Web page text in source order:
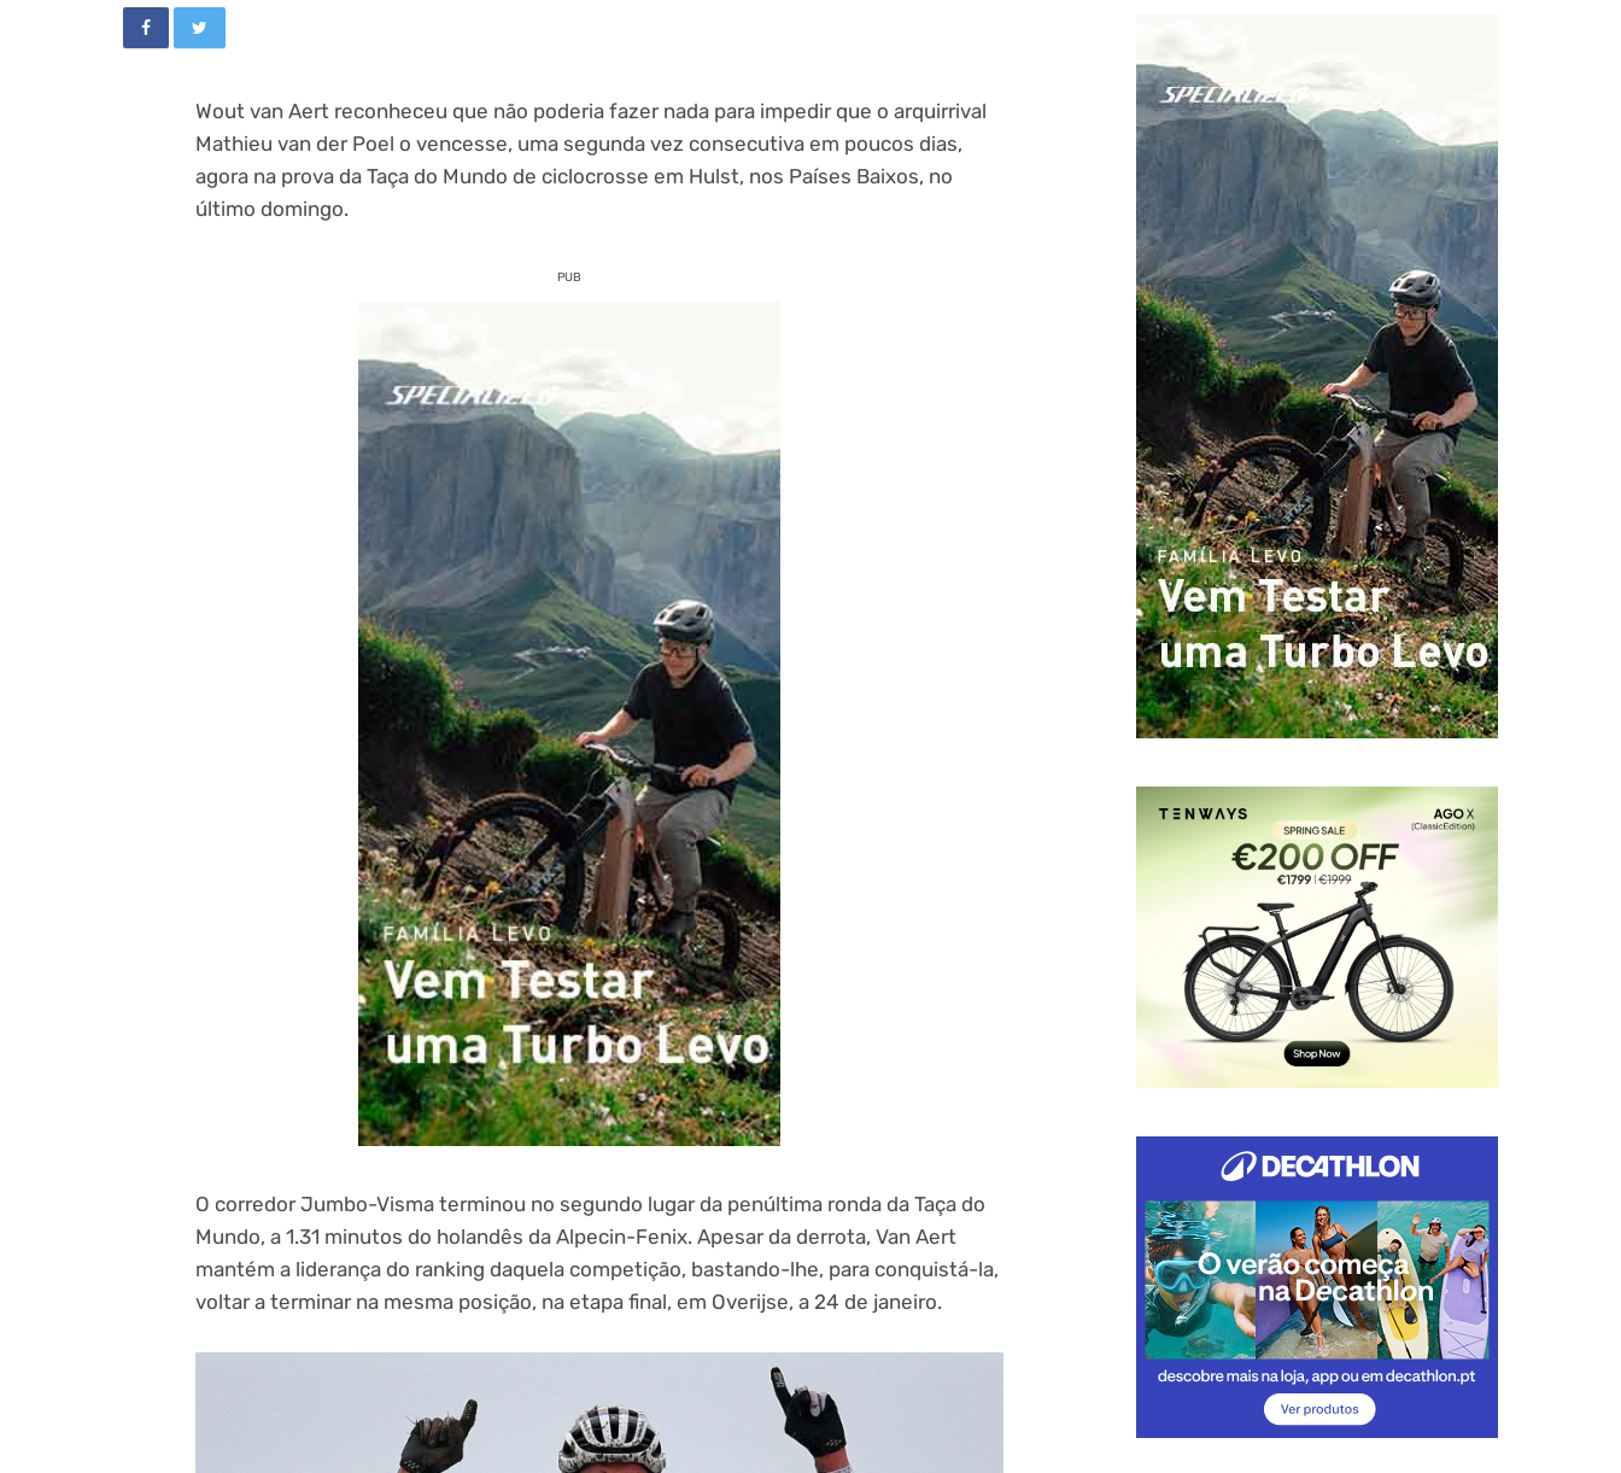
Wout van Aert reconheceu que não poderia fazer nada para impedir que o arquirrival
Mathieu van der Poel o vencesse, uma segunda vez consecutiva em poucos dias,
agora na prova da Taça do Mundo de ciclocrosse em Hulst, nos Países Baixos, no
último domingo.
PUB
O corredor Jumbo-Visma terminou no segundo lugar da penúltima ronda da Taça do
Mundo, a 1.31 minutos do holandês da Alpecin-Fenix. Apesar da derrota, Van Aert
mantém a liderança do ranking daquela competição, bastando-lhe, para conquistá-la,
voltar a terminar na mesma posição, na etapa final, em Overijse, a 24 de janeiro.